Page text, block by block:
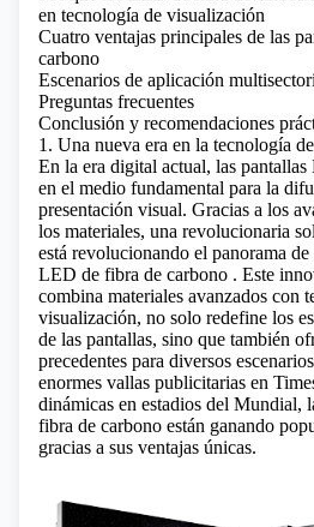
en tecnología de visualización
Cuatro ventajas principales de las
carbono
Escenarios de aplicación
Preguntas frecuentes
Conclusión y recomendaciones
1. Una nueva era en la tecnología
En la era digital actual, las
en el medio fundamental para la
presentación visual. Gracias a los
los materiales, una revolucionaria
está revolucionando el panorama
LED de fibra de carbono . Este
combina materiales avanzados con
visualización, no solo redefine los
de las pantallas, sino que también
precedentes para diversos
enormes vallas publicitarias en
dinámicas en estadios del Mundial,
fibra de carbono están ganando
gracias a sus ventajas únicas.